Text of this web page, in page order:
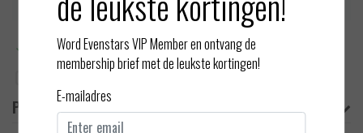
Meer informatie? Neem contact op over dit product
Productomschrijving
Word Evenstars VIP Member en ontvang de
membership brief met de leukste kortingen!
E-mailadres